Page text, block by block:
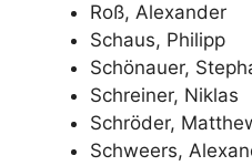
Roß, Alexander
Schaus, Philipp
Schönauer,
Schreiner, Niklas
Schröder,
Schweers,